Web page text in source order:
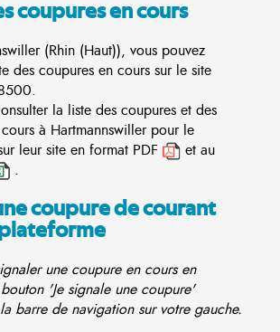
coupures en cours
(Rhin (Haut)), vous pouvez
des coupures en cours sur le site
la liste des coupures et des
à Hartmannswiller pour le
leur site en format PDF
et au
.
coupure de courant
une coupure en cours en
'Je signale une coupure'
barre de navigation sur votre gauche.